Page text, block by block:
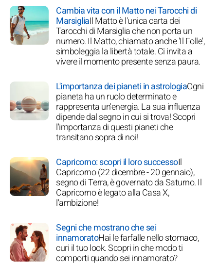
Cambia vita con il Matto nei Tarocchi di
MarsigliaIl Matto è l'unica carta dei
Tarocchi di Marsiglia che non porta un
numero. Il Matto, chiamato anche 'Il Folle',
simboleggia la libertà totale. Ci invita a
vivere il momento presente senza paura.
L'importanza dei pianeti in astrologiaOgni
pianeta ha un ruolo determinato e
rappresenta un'energia. La sua influenza
dipende dal segno in cui si trova! Scopri
l'importanza di questi pianeti che
transitano sopra di noi!
Capricorno: scopri il loro successoIl
Capricorno (22 dicembre - 20 gennaio),
segno di Terra, è governato da Saturno. Il
Capricorno è legato alla Casa X,
l'ambizione!
Segni che mostrano che sei
innamoratoHai le farfalle nello stomaco,
curi il tuo look. Scopri in che modo ti
comporti quando sei innamorato?